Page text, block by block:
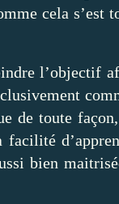
cela s’est
l’objectif
de toute
bien